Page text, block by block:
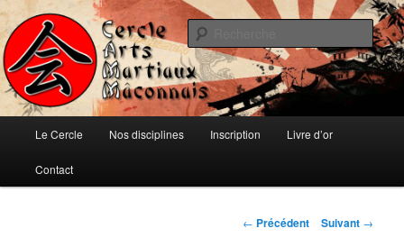
Aller
au
contenu
principalCercle d'Arts Martiaux Mâconnais
Ju-jitsu, Ninjutsu, Aïki-jujutsu, Auto-défense et Qi-Gong
principal
Le Cercle Nos disciplines Inscription Livre d’or
Contact
Navigation
← Précédent Suivant →